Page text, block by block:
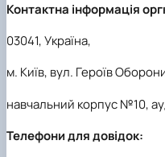
Контактна інформація
03041, Україна,
м. Київ, вул. Героїв
навчальний корпус №10,
Телефони для довідок: